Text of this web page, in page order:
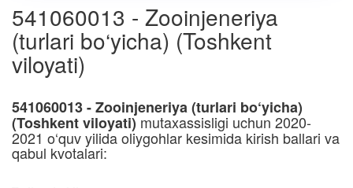
541060013 - Zooinjeneriya
(turlari bo‘yicha) (Toshkent
viloyati)
541060013 - Zooinjeneriya (turlari bo‘yicha)
(Toshkent viloyati)mutaxassisligi uchun 2020-
2021 o‘quv yilida oliygohlar kesimida kirish ballari va
qabul kvotalari: